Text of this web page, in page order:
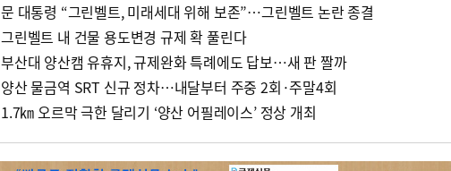
문 대통령 “그린벨트, 미래세대 위해 보존”…그린벨트 논란 종결
그린벨트 내 건물 용도변경 규제 확 풀린다
부산대 양산캠 유휴지, 규제완화 특례에도 답보…새 판 짤까
양산 물금역 SRT 신규 정차…내달부터 주중 2회·주말4회
1.7㎞ 오르막 극한 달리기 ‘양산 어필레이스’ 정상 개최